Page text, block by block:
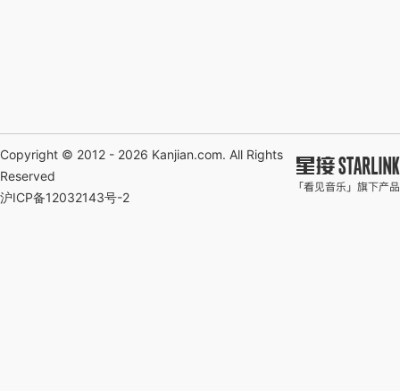
Copyright © 2012 - 2026 Kanjian.com. All Rights
Reserved
沪ICP备12032143号-2